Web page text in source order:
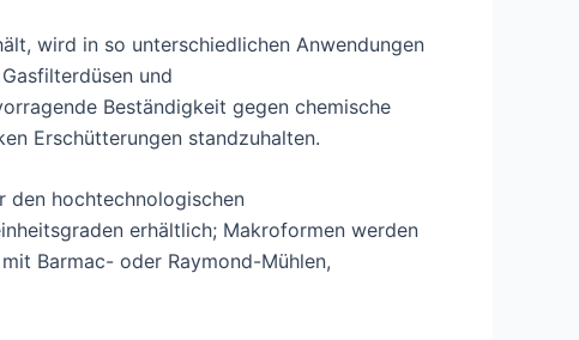
wird in so unterschiedlichen Anwendungen
und
Beständigkeit gegen chemische
Erschütterungen standzuhalten.
den hochtechnologischen
erhältlich; Makroformen werden
Barmac- oder Raymond-Mühlen,